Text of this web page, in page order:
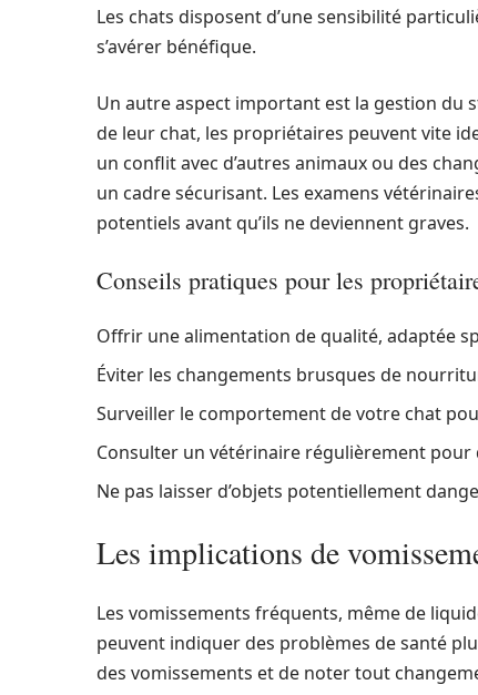
Les chats disposent d’une sensibilité
s’avérer bénéfique.
Un autre aspect important est la gestion du
de leur chat, les propriétaires peuvent vite
un conflit avec d’autres animaux ou des
un cadre sécurisant. Les examens
potentiels avant qu’ils ne deviennent graves.
Conseils pratiques pour les
Offrir une alimentation de qualité, adaptée
Éviter les changements brusques de
Surveiller le comportement de votre chat
Consulter un vétérinaire régulièrement pour
Ne pas laisser d’objets potentiellement
Les implications de
Les vomissements fréquents, même de
peuvent indiquer des problèmes de santé
des vomissements et de noter tout